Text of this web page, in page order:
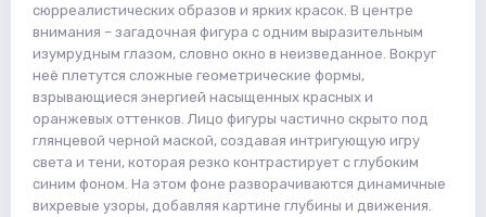
сюрреалистических образов и ярких красок. В центре
внимания – загадочная фигура с одним выразительным
изумрудным глазом, словно окно в неизведанное. Вокруг
неё плетутся сложные геометрические формы,
взрывающиеся энергией насыщенных красных и
оранжевых оттенков. Лицо фигуры частично скрыто под
глянцевой черной маской, создавая интригующую игру
света и тени, которая резко контрастирует с глубоким
синим фоном. На этом фоне разворачиваются динамичные
вихревые узоры, добавляя картине глубины и движения.